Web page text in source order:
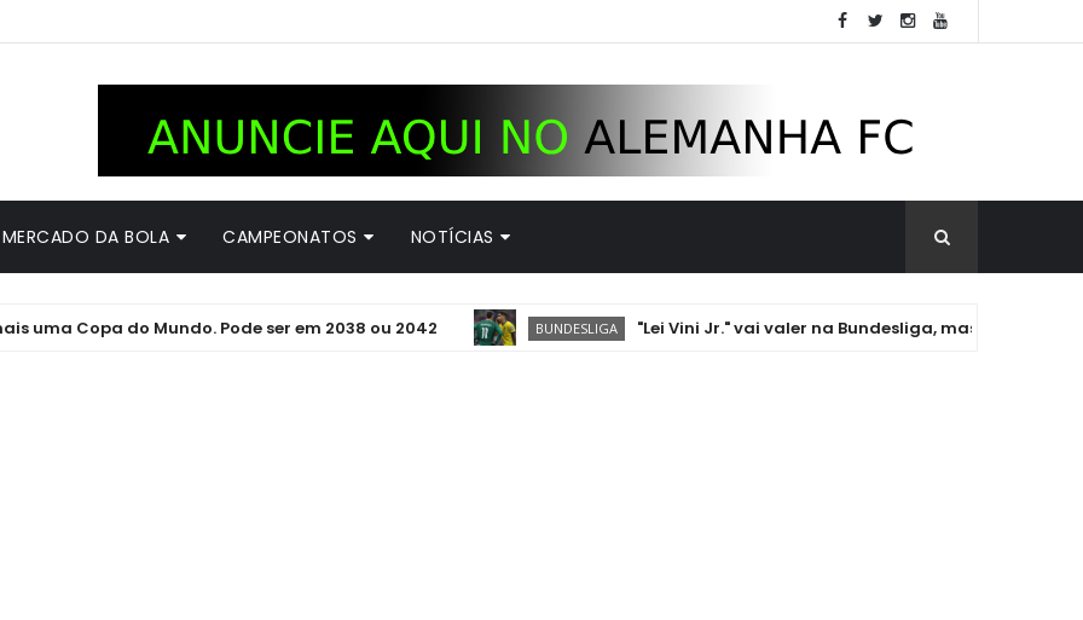
MERCADO DA BOLA CAMPEONATOS NOTÍCIAS
do Mundo. Pode ser em 2038 ou 2042 BUNDESLIGA "Lei Vini Jr." vai valer na Bundesliga, mas com mudança